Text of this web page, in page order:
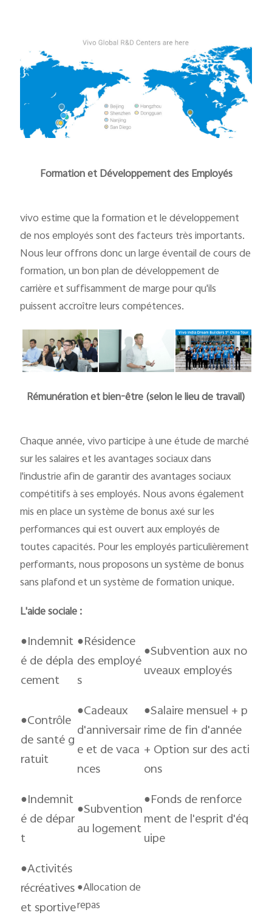
Formation et Développement des Employés
vivo estime que la formation et le développement
de nos employés sont des facteurs très importants.
Nous leur offrons donc un large éventail de cours de
formation, un bon plan de développement de
carrière et suffisamment de marge pour qu'ils
puissent accroître leurs compétences.
Rémunération et bien-être (selon le lieu de travail)
Chaque année, vivo participe à une étude de marché
sur les salaires et les avantages sociaux dans
l'industrie afin de garantir des avantages sociaux
compétitifs à ses employés. Nous avons également
mis en place un système de bonus axé sur les
performances qui est ouvert aux employés de
toutes capacités. Pour les employés particulièrement
performants, nous proposons un système de bonus
sans plafond et un système de formation unique.
L'aide sociale:
●Indemnit
é de dépla
cement
●Résidence
des employé
s
●Subvention aux no
uveaux employés
●Contrôle
de santé g
ratuit
●Cadeaux
d'anniversair
e et de vaca
nces
●Salaire mensuel + p
rime de fin d'année
+ Option sur des acti
ons
●Indemnit
é de dépar
t
●Subvention
au logement
●Fonds de renforce
ment de l'esprit d'éq
uipe
●Activités
récréatives
et sportive
●Allocation de
repas